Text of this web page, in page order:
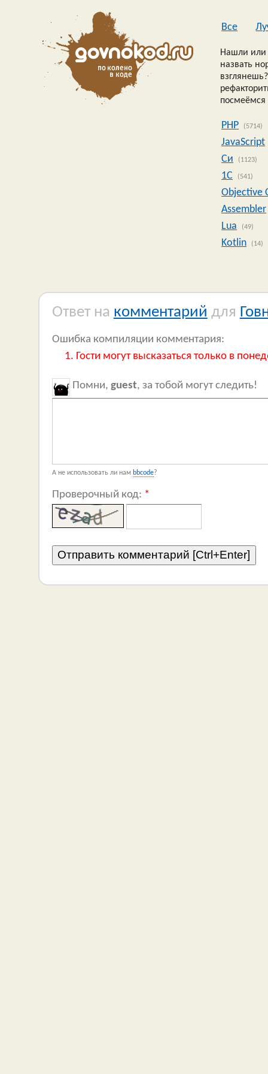
Все
Нашли или
назвать
посмеёмся
PHP (5714)
JavaScript
Си
(1123)
1C (541)
Objective
Assembler
Lua
(49)
Kotlin (14)
Ответ на комментарий для
Ошибка компиляции комментария:
Гости могут высказаться только в
Помни, guest, за тобой могут следить!
А не использовать ли нам bbcode?
Проверочный код: *